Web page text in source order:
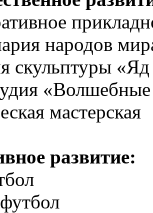
народов
скульптуры
«Волшебные
мастерская
развитие: